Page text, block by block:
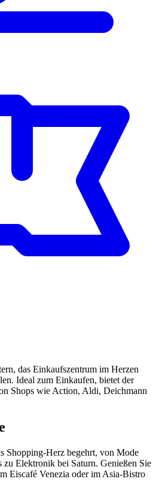
das Einkaufszentrum im Herzen
Ideal zum Einkaufen, bietet der
Shops wie Action, Aldi, Deichmann
Shopping-Herz begehrt, von Mode
Elektronik bei Saturn. Genießen Sie
Eiscafé Venezia oder im Asia-Bistro